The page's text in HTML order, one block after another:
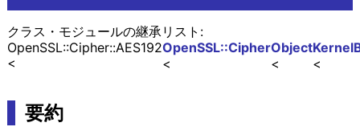
クラス・モジュールの継承リスト:
Kernel
Object
OpenSSL::Cipher
OpenSSL::Cipher::AES192
要約